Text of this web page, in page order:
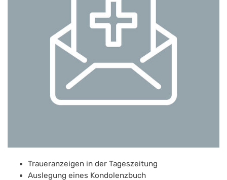
Traueranzeigen in der Tageszeitung
Auslegung eines Kondolenzbuch